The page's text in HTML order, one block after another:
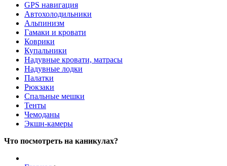
GPS навигация
Автохолодильники
Альпинизм
Гамаки и кровати
Коврики
Купальники
Надувные кровати, матрасы
Надувные лодки
Палатки
Рюкзаки
Спальные мешки
Тенты
Чемоданы
Экшн-камеры
Что посмотреть на каникулах?